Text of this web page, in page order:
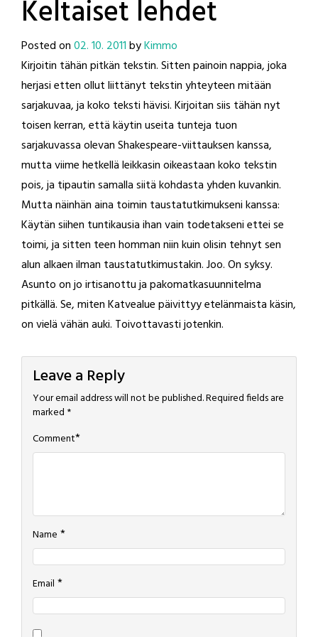
Keltaiset lehdet
Posted on02. 10. 2011byKimmo
Kirjoitin tähän pitkän tekstin. Sitten painoin nappia, joka
herjasi etten ollut liittänyt tekstin yhteyteen mitään
sarjakuvaa, ja koko teksti hävisi. Kirjoitan siis tähän nyt
toisen kerran, että käytin useita tunteja tuon
sarjakuvassa olevan Shakespeare-viittauksen kanssa,
mutta viime hetkellä leikkasin oikeastaan koko tekstin
pois, ja tipautin samalla siitä kohdasta yhden kuvankin.
Mutta näinhän aina toimin taustatutkimukseni kanssa:
Käytän siihen tuntikausia ihan vain todetakseni ettei se
toimi, ja sitten teen homman niin kuin olisin tehnyt sen
alun alkaen ilman taustatutkimustakin. Joo. On syksy.
Asunto on jo irtisanottu ja pakomatkasuunnitelma
pitkällä. Se, miten Katvealue päivittyy etelänmaista käsin,
on vielä vähän auki. Toivottavasti jotenkin.
Leave a Reply
Your email address will not be published.Required fields are
marked *
Comment*
Name *
Email *